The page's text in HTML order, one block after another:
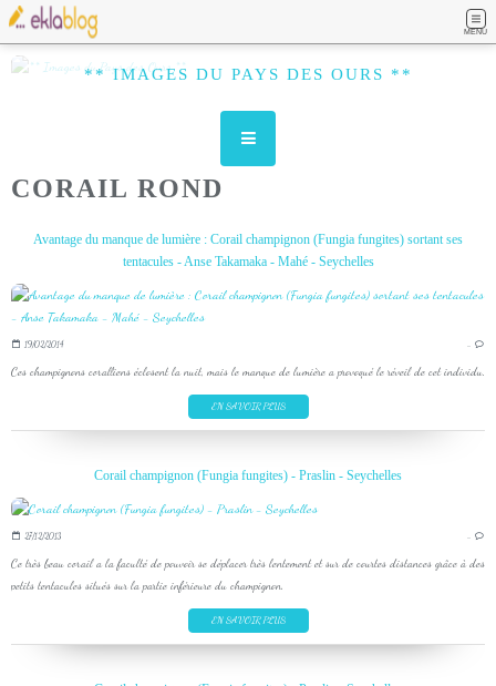
MENU
** IMAGES DU PAYS DES OURS **
CORAIL ROND
Avantage du manque de lumière : Corail champignon (Fungia fungites) sortant ses
tentacules - Anse Takamaka - Mahé - Seychelles
19/02/2014 …
Ces champignons coralliens éclosent la nuit, mais le manque de lumière a provoqué le réveil de cet individu.
EN SAVOIR PLUS
Corail champignon (Fungia fungites) - Praslin - Seychelles
27/12/2013 …
Ce très beau corail a la faculté de pouvoir se déplacer très lentement et sur de courtes distances grâce à des
petits tentacules situés sur la partie inférieure du champignon.
EN SAVOIR PLUS